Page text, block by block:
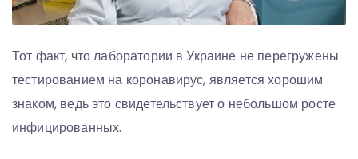
Тот факт, что лаборатории в Украине не перегружены
тестированием на коронавирус, является хорошим
знаком, ведь это свидетельствует о небольшом росте
инфицированных.